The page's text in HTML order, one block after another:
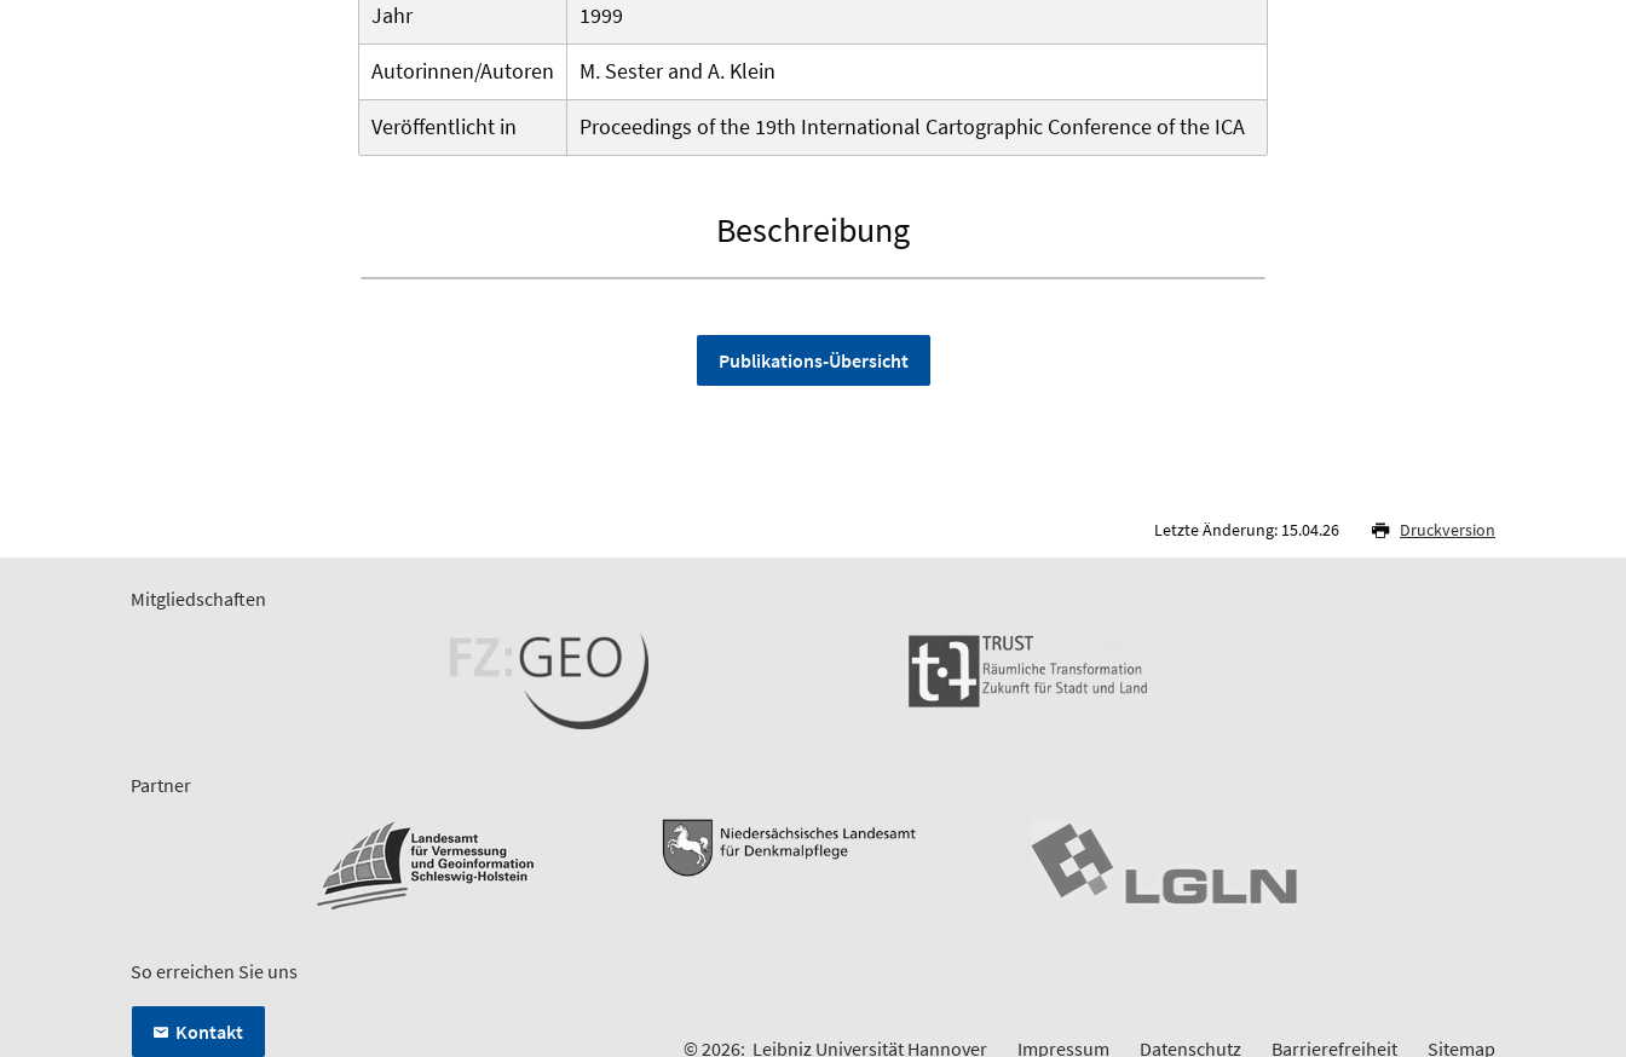
Jahr
1999
Autorinnen/Autoren
M. Sester and A. Klein
Veröffentlicht in
Proceedings of the 19th International Cartographic Conference of the ICA
Beschreibung
Publikations-Übersicht
Letzte Änderung: 15.04.26 Druckversion
Mitgliedschaften
Partner
So erreichen Sie uns
Kontakt
© 2026: Leibniz Universität Hannover Impressum Datenschutz Barrierefreiheit Sitemap